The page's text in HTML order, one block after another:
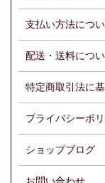
支払い方法につ
配送・送料につ
特定商取引法に
プライバシーポ
ショップブログ